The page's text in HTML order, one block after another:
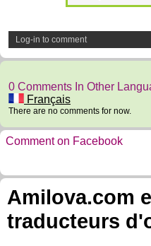
Log-in to comment
0 Comments In Other
Français
There are no comments for now.
Comment on Facebook
Amilova.com
traducteurs